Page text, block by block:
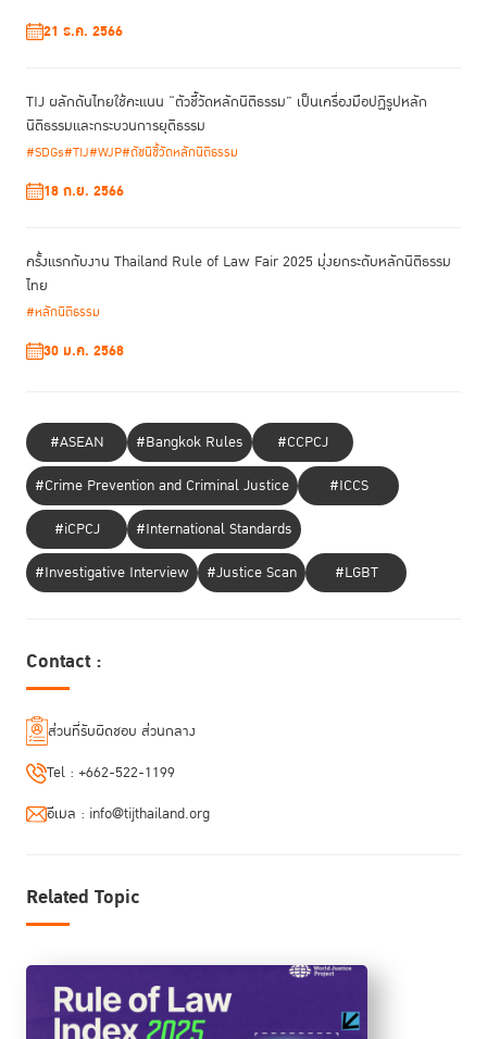
การยุติธรรมแห่งประเทศไทย หรือ
รัฐถูกเปิดเผยให้ประชาชนร่วมตรวจสอบได้อย่างเป็นระบบ
นโยบายของอดีตประธานาธิบดี Barack Obama ของสหรัฐอเมริกา เป็น
ตัวอย่างที่ ศาสตราจารย์พิเศษ ดร.กิตติพงษ์ ยกขึ้นมาเป็นตัวอย่าง นั่นคือ
แนวคิดว่ารัฐต้องเปิดเผยข้อมูลเป็นหลัก ปกปิดเป็นข้อยกเว้น โดยใช้ระบบ
machine readable ที่ช่วยให้ประชาชนสามารถเข้าไปตรวจสอบได้ พร้อม
อธิบายว่า ในยุคปัจจุบันมีเทคโนโลยีใหม่ ๆ ที่สามารถนำมาใช้เชื่อมต่อให้
ประชาชนเข้าถึงข้อมูลได้ง่ายขึ้น ถ้าภาครัฐมีเจตจำนงที่พร้อมเปิดข้อมูล ก็
ประธานกรรมการ TIJ ยังยกตัวอย่างว่า แม้ในปัจจุบันจะมีความพยายามจาก
ภาคเอกชนที่ทำงานตรวจสอบคอร์รัปชัน หรือแม้แต่หน่วยงานท้องถิ่นอย่าง
กรุงเทพมหานคร พยายามสร้างระบบการเปิดเผยข้อมูลขึ้นมา แต่ก็เป็นแบบ
pilot project จำเป็นจะต้องยกระดับขึ้นไปเป็นระบบที่มาจากนโยบายรัฐ เพราะ
ปัญหาคอร์รัปชัน เกิดจากการที่ระบบโครงสร้างต่าง ๆ กำลังมีอาการป่วยเรื้อรัง
“ที่สำคัญต้องมองต่อไปว่า แม้การออกแบบระบบที่โกงยาก หรือ
“การจะขยายผลให้ใหญ่ขึ้น เราสามารถใช้มาตรฐานระหว่างประเทศ หรือ
กทม. เป็นต้นแบบได้ หากได้รับการส่งเสริมเป็นระบบจริงก็พัฒนาต่อได้ หาก
กลางให้เป็นสากล ในไม่ช้า
OECD ก็จะมาสแกนระบบของเรา ดังนั้นเราต้อง
เลือกต้นแบบหน่วยงานที่พร้อมเพื่อต่อยอด เช่น กรมบัญชีกลาง หรือระบบ
ประกันสุขภาพถ้วนหน้า ก็อาจจะยกขึ้นเป็น priority ได้”
21 ธ.ค. 2566
TIJ ผลักดันไทยใช้คะแนน “ตัวชี้วัดหลักนิติธรรม” เป็นเครื่องมือปฏิรูปหลัก
นิติธรรมและกระบวนการยุติธรรม
#SDGs#TIJ#WJP#ดัชนีชี้วัดหลักนิติธรรม
18 ก.ย. 2566
ครั้งแรกกับงาน Thailand Rule of Law Fair 2025 มุ่งยกระดับหลักนิติธรรม
ไทย
#หลักนิติธรรม
30 ม.ค. 2568
#ASEAN #Bangkok Rules
#CCPCJ
#Crime Prevention and Criminal Justice
#ICCS
#iCPCJ
#International Standards
#Investigative Interview
#Justice Scan #LGBT
Contact :
ส่วนที่รับผิดชอบ ส่วนกลาง
Tel : +662-522-1199
อีเมล : info@tijthailand.org
Related Topic